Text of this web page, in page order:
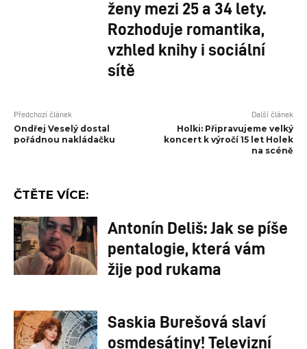
ženy mezi 25 a 34 lety.
Rozhoduje romantika,
vzhled knihy i sociální
sítě
Předchozí článek
Ondřej Veselý dostal
pořádnou nakládačku
Další článek
Holki: Připravujeme velký
koncert k výročí 15 let Holek
na scéně
ČTĚTE VÍCE:
Antonín Deliš: Jak se píše
pentalogie, která vám
žije pod rukama
Saskia Burešová slaví
osmdesátiny! Televizní